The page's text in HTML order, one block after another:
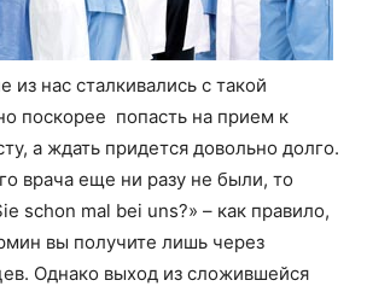
из нас сталкивались с такой
поскорее попасть на прием к
а ждать придется довольно долго.
врача еще ни разу не были, то
schon mal bei uns?» – как правило,
вы получите лишь через
Однако выход из сложившейся